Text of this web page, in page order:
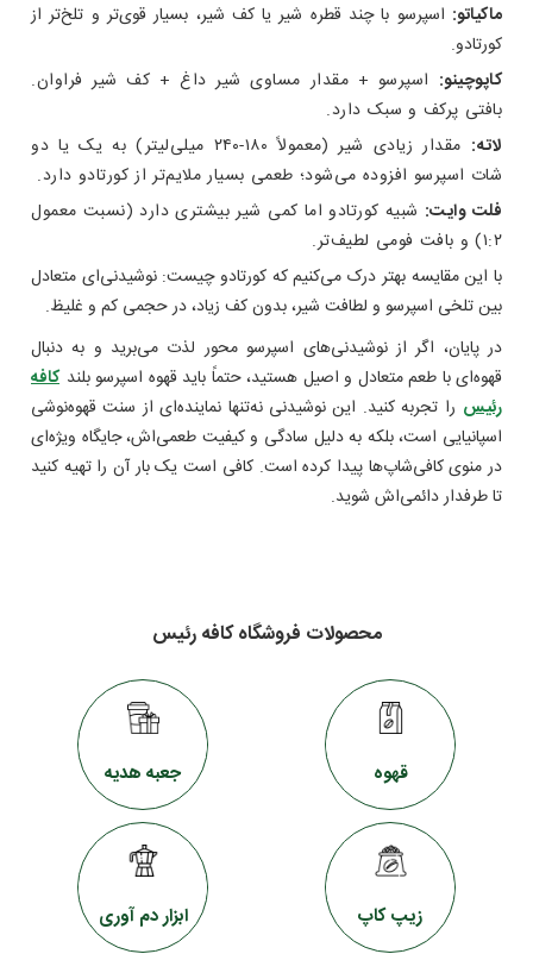
ماکیاتو: اسپرسو با چند قطره شیر یا کف شیر، بسیار قوی‌تر و تلخ‌تر از
کورتادو.
کاپوچینو: اسپرسو + مقدار مساوی شیر داغ + کف شیر فراوان.
بافتی پرکف و سبک دارد.
لاته:
مقدار زیادی شیر (معمولاً ۱۸۰-۲۴۰ میلی‌لیتر) به یک یا دو
شات اسپرسو افزوده می‌شود؛ طعمی بسیار ملایم‌تر از کورتادو دارد.
فلت وایت: شبیه کورتادو اما کمی شیر بیشتری دارد (نسبت معمول
۱:۲) و بافت فومی لطیف‌تر.
با این مقایسه بهتر درک می‌کنیم که کورتادو چیست: نوشیدنی‌ای متعادل
بین تلخی اسپرسو و لطافت شیر، بدون کف زیاد، در حجمی کم و غلیظ.
در پایان، اگر از نوشیدنی‌های اسپرسو محور لذت می‌برید و به دنبال
قهوه‌ای با طعم متعادل و اصیل هستید، حتماً باید قهوه اسپرسو بلند کافه
رئیس را تجربه کنید. این نوشیدنی نه‌تنها نماینده‌ای از سنت قهوه‌نوشی
اسپانیایی است، بلکه به دلیل سادگی و کیفیت طعمی‌اش، جایگاه ویژه‌ای
در منوی کافی‌شاپ‌ها پیدا کرده است. کافی است یک بار آن را تهیه کنید
تا طرفدار دائمی‌اش شوید.
محصولات فروشگاه کافه رئیس
قهوه جعبه هدیه
زیپ کاپ ابزار دم آوری